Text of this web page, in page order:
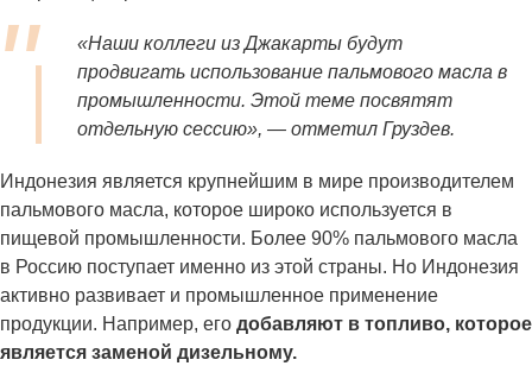
«Наши коллеги из Джакарты будут
продвигать использование пальмового масла в
промышленности. Этой теме посвятят
отдельную сессию», — отметил Груздев.
Индонезия является крупнейшим в мире производителем
пальмового масла, которое широко используется в
пищевой промышленности. Более 90% пальмового масла
в Россию поступает именно из этой страны. Но Индонезия
активно развивает и промышленное применение
продукции. Например, его добавляют в топливо, которое
является заменой дизельному.